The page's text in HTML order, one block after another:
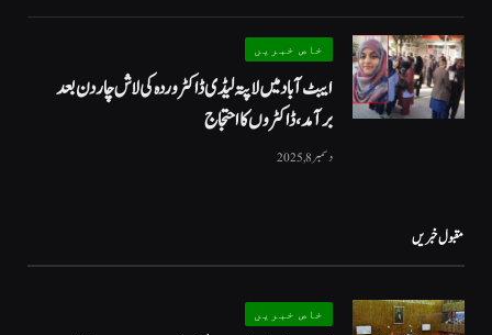
خاص خبریں
ایبٹ آباد میں لاپتہ لیڈی ڈاکٹر وردہ کی لاش چار دن بعد
برآمد، ڈاکٹروں کا احتجاج
دسمبر 8, 2025
مقبول خبریں
خاص خبریں